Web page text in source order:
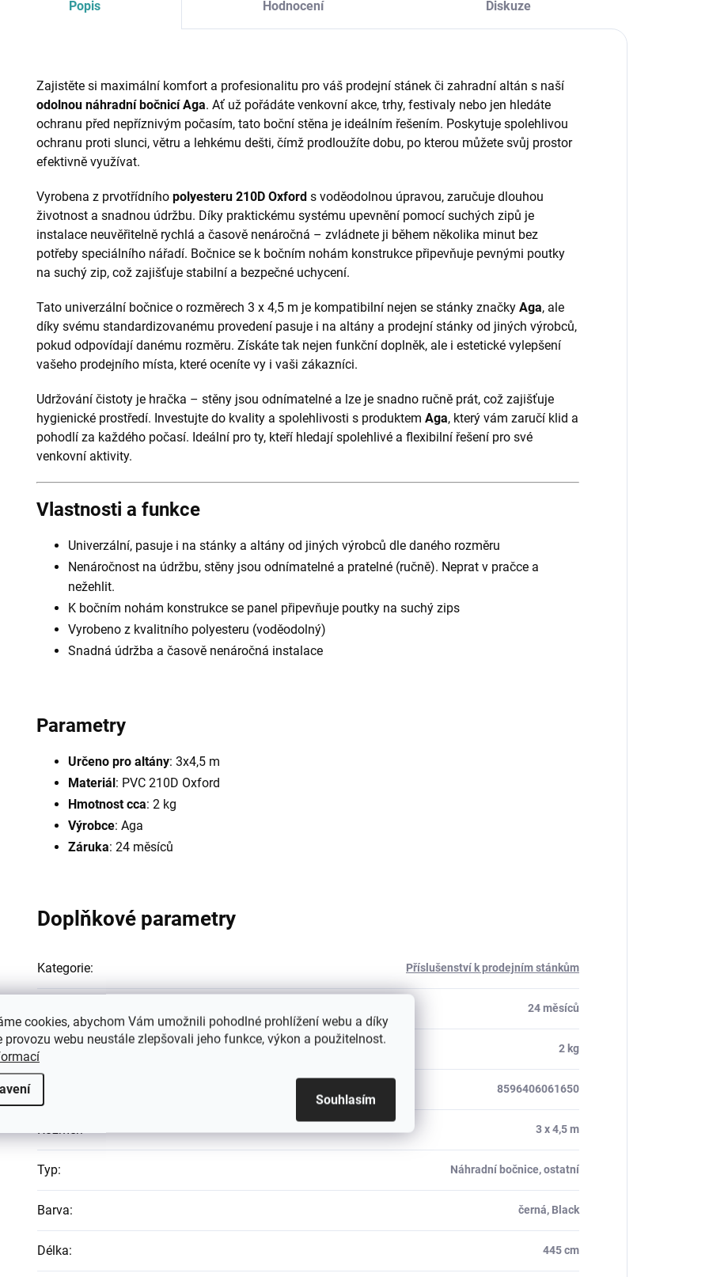
cookies, abychom Vám umožnili pohodlné prohlížení webu a díky
provozu webu neustále zlepšovali jeho funkce, výkon a použitelnost.
Souhlasím
Popis Hodnocení Diskuze
Zajistěte si maximální komfort a profesionalitu pro váš prodejní stánek či zahradní altán s naší
odolnou náhradní bočnicí Aga. Ať už pořádáte venkovní akce, trhy, festivaly nebo jen hledáte
ochranu před nepříznivým počasím, tato boční stěna je ideálním řešením. Poskytuje spolehlivou
ochranu proti slunci, větru a lehkému dešti, čímž prodloužíte dobu, po kterou můžete svůj prostor
efektivně využívat.
Vyrobena z prvotřídního polyesteru 210D Oxford s voděodolnou úpravou, zaručuje dlouhou
životnost a snadnou údržbu. Díky praktickému systému upevnění pomocí suchých zipů je
instalace neuvěřitelně rychlá a časově nenáročná – zvládnete ji během několika minut bez
potřeby speciálního nářadí. Bočnice se k bočním nohám konstrukce připevňuje pevnými poutky
na suchý zip, což zajišťuje stabilní a bezpečné uchycení.
Tato univerzální bočnice o rozměrech 3 x 4,5 m je kompatibilní nejen se stánky značky Aga, ale
díky svému standardizovanému provedení pasuje i na altány a prodejní stánky od jiných výrobců,
pokud odpovídají danému rozměru. Získáte tak nejen funkční doplněk, ale i estetické vylepšení
vašeho prodejního místa, které oceníte vy i vaši zákazníci.
Udržování čistoty je hračka – stěny jsou odnímatelné a lze je snadno ručně prát, což zajišťuje
hygienické prostředí. Investujte do kvality a spolehlivosti s produktem Aga, který vám zaručí klid a
pohodlí za každého počasí. Ideální pro ty, kteří hledají spolehlivé a flexibilní řešení pro své
venkovní aktivity.
Vlastnosti a funkce
Univerzální, pasuje i na stánky a altány od jiných výrobců dle daného rozměru
Nenáročnost na údržbu, stěny jsou odnímatelné a pratelné (ručně). Neprat v pračce a
nežehlit.
K bočním nohám konstrukce se panel připevňuje poutky na suchý zips
Vyrobeno z kvalitního polyesteru (voděodolný)
Snadná údržba a časově nenáročná instalace
Parametry
Určeno pro altány: 3x4,5 m
Materiál: PVC 210D Oxford
Hmotnost cca: 2 kg
Výrobce: Aga
Záruka: 24 měsíců
Doplňkové parametry
Kategorie: Příslušenství k prodejním stánkům
24 měsíců
Hmotnost: 2 kg
8596406061650
3 x 4,5 m
Typ: Náhradní bočnice, ostatní
Barva: černá, Black
Délka: 445 cm